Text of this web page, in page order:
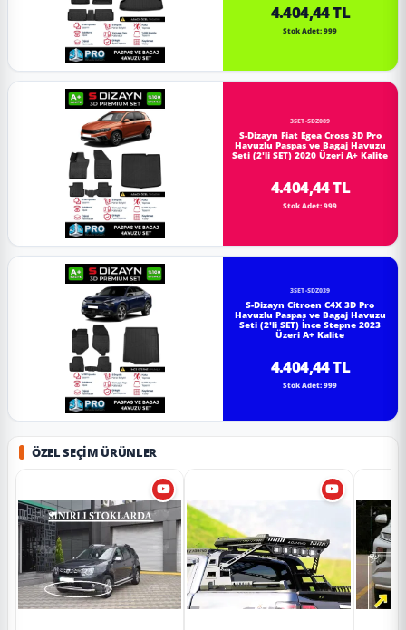
4.404,44 TL
Stok Adet: 999
3SET-SDZ089
S-Dizayn Fiat Egea Cross 3D Pro
Havuzlu Paspas ve Bagaj Havuzu
Seti (2'li SET) 2020 Üzeri A+ Kalite
4.404,44 TL
Stok Adet: 999
3SET-SDZ039
S-Dizayn Citroen C4X 3D Pro
Havuzlu Paspas ve Bagaj Havuzu
Seti (2'li SET) İnce Stepne 2023
Üzeri A+ Kalite
4.404,44 TL
Stok Adet: 999
ÖZEL SEÇIM ÜRÜNLER